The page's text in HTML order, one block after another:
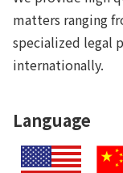
matters ranging
specialized legal
internationally.
Language